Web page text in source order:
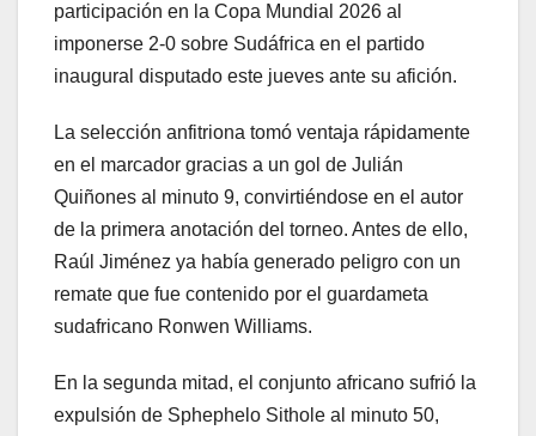
participación en la Copa Mundial 2026 al
imponerse 2-0 sobre Sudáfrica en el partido
inaugural disputado este jueves ante su afición.
La selección anfitriona tomó ventaja rápidamente
en el marcador gracias a un gol de Julián
Quiñones al minuto 9, convirtiéndose en el autor
de la primera anotación del torneo. Antes de ello,
Raúl Jiménez ya había generado peligro con un
remate que fue contenido por el guardameta
sudafricano Ronwen Williams.
En la segunda mitad, el conjunto africano sufrió la
expulsión de Sphephelo Sithole al minuto 50,